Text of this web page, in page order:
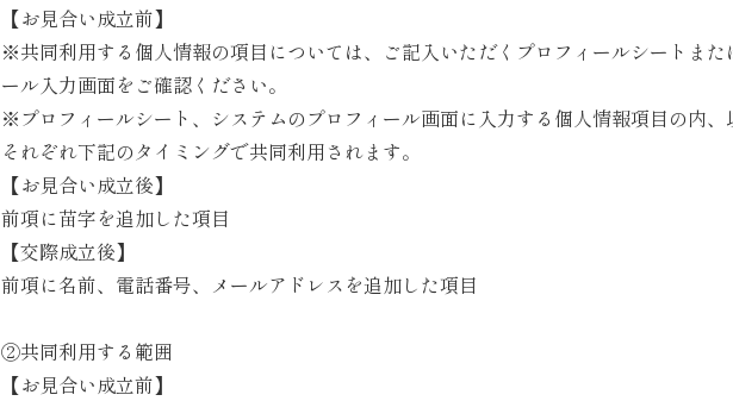
【お見合い成立前】
※共同利用する個人情報の項目については、ご記入いただくプロフィールシートまた
ール入力画面をご確認ください。
※プロフィールシート、システムのプロフィール画面に入力する個人情報項目の内、
それぞれ下記のタイミングで共同利用されます。
【お見合い成立後】
前項に苗字を追加した項目
【交際成立後】
前項に名前、電話番号、メールアドレスを追加した項目
②共同利用する範囲
【お見合い成立前】